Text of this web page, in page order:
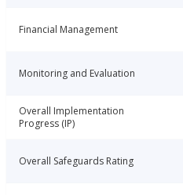
Financial Management
Monitoring and Evaluation
Overall Implementation
Progress (IP)
Overall Safeguards Rating